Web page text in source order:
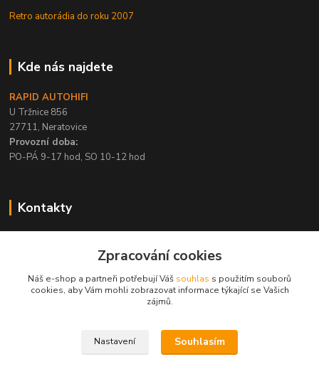
Retro autorádia do roku 2007
Kde nás najdete
RAPID AUTOHIFI
U Tržnice 856
27711, Neratovice
Provozní doba:
PO-PÁ 9-17 hod, SO 10-12 hod
Kontakty
PO-PÁ / 9-17 hod, SO 10-12 hod
info@rapid-autohifi.com
Zpracování cookies
Náš e-shop a partneři potřebují Váš souhlas s použitím souborů
cookies, aby Vám mohli zobrazovat informace týkající se Vašich
zájmů.
Nastavení Souhlasím